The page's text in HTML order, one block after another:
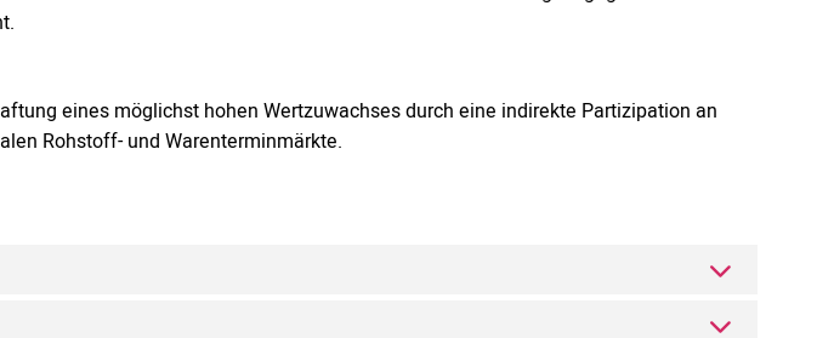
eines möglichst hohen Wertzuwachses durch eine indirekte Partizipation an
Rohstoff- und Warenterminmärkte.